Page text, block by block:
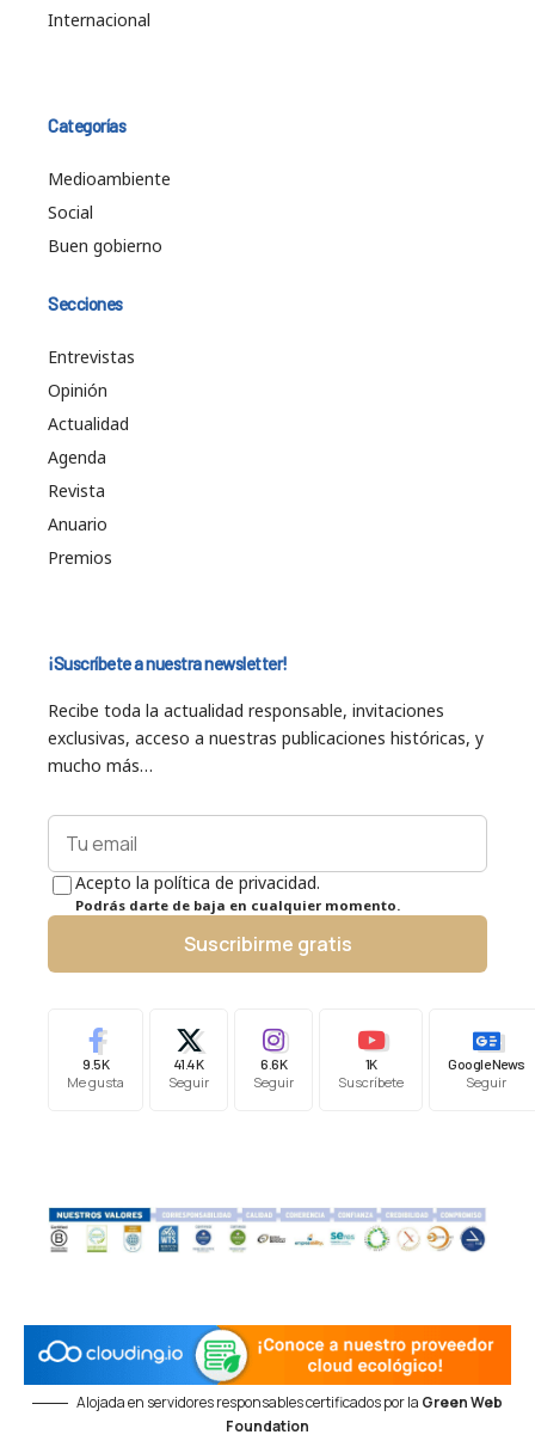
Internacional
Categorías
Medioambiente
Social
Buen gobierno
Secciones
Entrevistas
Opinión
Actualidad
Agenda
Revista
Anuario
Premios
¡Suscríbete a nuestra newsletter!
Recibe toda la actualidad responsable, invitaciones
exclusivas, acceso a nuestras publicaciones históricas, y
mucho más…
Acepto la política de privacidad.
Podrás darte de baja en cualquier momento.
Suscribirme gratis
9.5K
Me gusta
41.4K
Seguir
6.6K
Seguir
1K
Suscríbete
Google News
Seguir
Alojada en servidores responsables certificados por la Green Web
Foundation